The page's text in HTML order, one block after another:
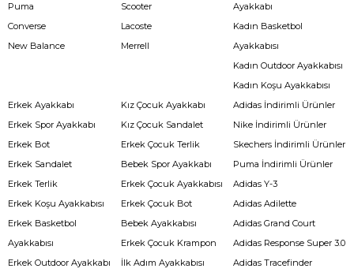
Puma
Converse
New Balance
Scooter
Lacoste
Merrell
Ayakkabı
Kadın Basketbol
Ayakkabısı
Kadın Outdoor Ayakkabısı
Kadın Koşu Ayakkabısı
Erkek Ayakkabı
Erkek Spor Ayakkabı
Erkek Bot
Erkek Sandalet
Erkek Terlik
Erkek Koşu Ayakkabısı
Erkek Basketbol
Ayakkabısı
Erkek Outdoor Ayakkabı
Kız Çocuk Ayakkabı
Kız Çocuk Sandalet
Erkek Çocuk Terlik
Bebek Spor Ayakkabı
Erkek Çocuk Ayakkabısı
Erkek Çocuk Bot
Bebek Ayakkabısı
Erkek Çocuk Krampon
İlk Adım Ayakkabısı
Adidas İndirimli Ürünler
Nike İndirimli Ürünler
Skechers İndirimli Ürünler
Puma İndirimli Ürünler
Adidas Y-3
Adidas Adilette
Adidas Grand Court
Adidas Response Super 3.0
Adidas Tracefinder